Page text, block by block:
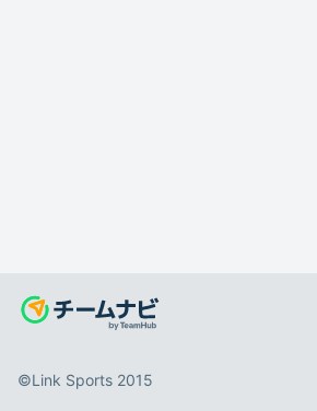
©️Link Sports 2015